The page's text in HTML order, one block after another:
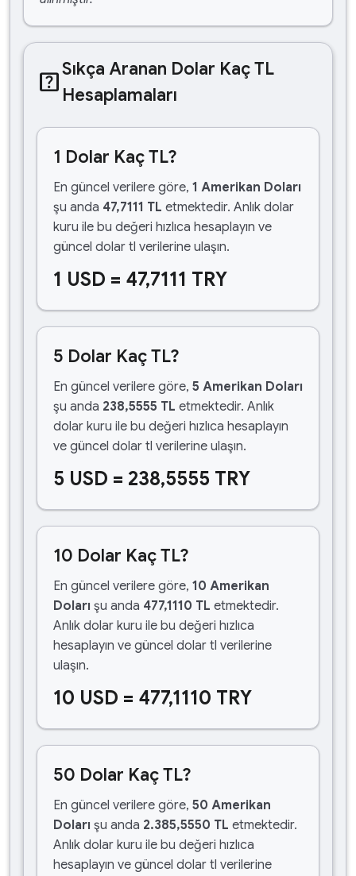
help_centerSıkça Aranan Dolar Kaç TL
Hesaplamaları
1 Dolar Kaç TL?
En güncel verilere göre, 1 Amerikan Doları
şu anda 47,7111 TL etmektedir. Anlık dolar
kuru ile bu değeri hızlıca hesaplayın ve
güncel dolar tl verilerine ulaşın.
1 USD = 47,7111 TRY
5 Dolar Kaç TL?
En güncel verilere göre, 5 Amerikan Doları
şu anda 238,5555 TL etmektedir. Anlık
dolar kuru ile bu değeri hızlıca hesaplayın
ve güncel dolar tl verilerine ulaşın.
5 USD = 238,5555 TRY
10 Dolar Kaç TL?
En güncel verilere göre, 10 Amerikan
Doları şu anda 477,1110 TL etmektedir.
Anlık dolar kuru ile bu değeri hızlıca
hesaplayın ve güncel dolar tl verilerine
ulaşın.
10 USD = 477,1110 TRY
50 Dolar Kaç TL?
En güncel verilere göre, 50 Amerikan
Doları şu anda 2.385,5550 TL etmektedir.
Anlık dolar kuru ile bu değeri hızlıca
hesaplayın ve güncel dolar tl verilerine